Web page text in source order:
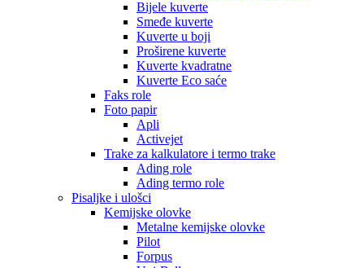
Bijele kuverte
Smeđe kuverte
Kuverte u boji
Proširene kuverte
Kuverte kvadratne
Kuverte Eco saće
Faks role
Foto papir
Apli
Activejet
Trake za kalkulatore i termo trake
Ading role
Ading termo role
Pisaljke i ulošci
Kemijske olovke
Metalne kemijske olovke
Pilot
Forpus